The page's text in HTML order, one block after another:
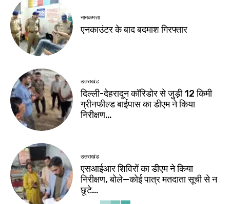
नानकमत्ता
एनकाउंटर के बाद बदमाश गिरफ्तार
उत्तराखंड
दिल्ली-देहरादून कॉरिडोर से जुड़ी 12 किमी
ग्रीनफील्ड बाईपास का डीएम ने किया
निरीक्षण…
उत्तराखंड
एसआईआर शिविरों का डीएम ने किया
निरीक्षण, बोले—कोई पात्र मतदाता सूची से न
छूटे…